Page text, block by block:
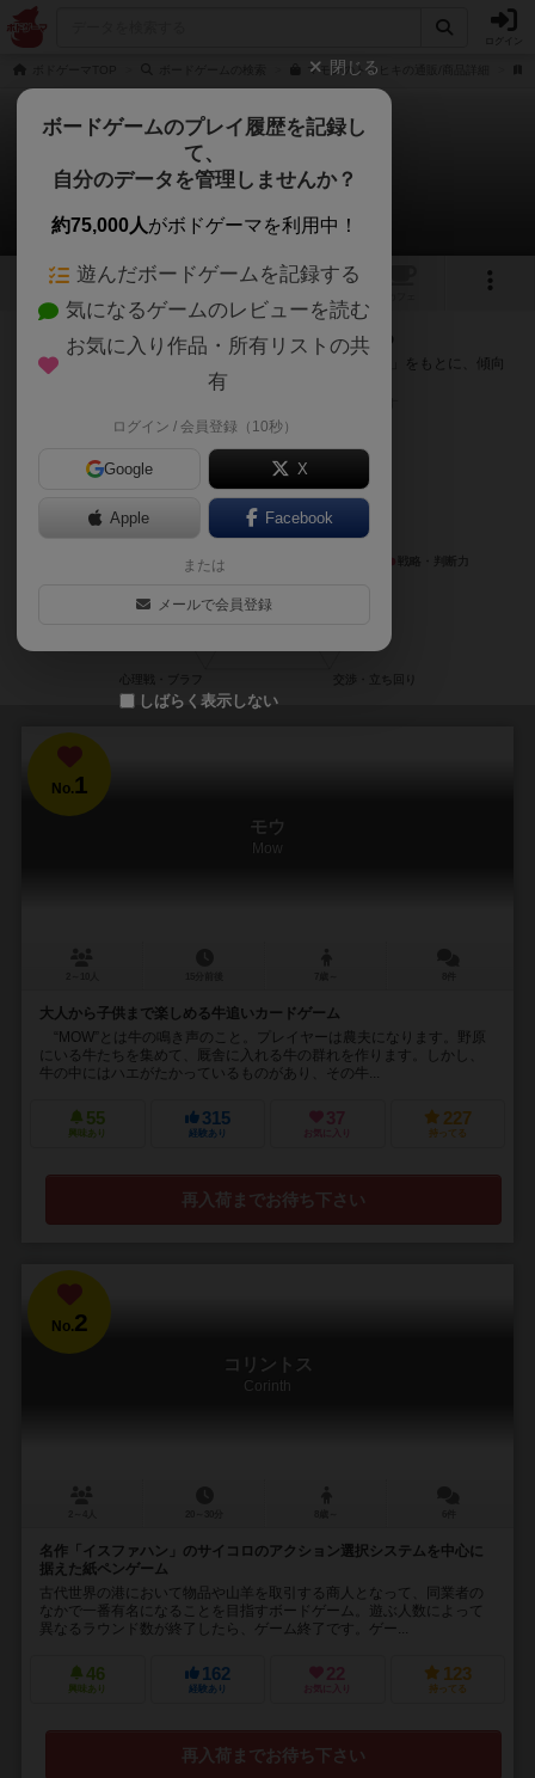
マモンのトリヒキの通販/商品詳細
マモンのトリヒキ
次のおすすめボードゲーム
8 1
『マモンのトリヒキ』が好きな方へのおすすめ
このゲームのトップページで投票された「プレイ感の評価」をもとに、傾向
が近いボードゲームをランキング形式で紹介します。
No.1
モウ
Mow
大人から子供まで楽しめる牛追いカードゲーム
“MOW”とは牛の鳴き声のこと。プレイヤーは農夫になります。野原
にいる牛たちを集めて、厩舎に入れる牛の群れを作ります。しかし、
牛の中にはハエがたかっているものがあり、その牛...
55
興味あり
315
経験あり
37
お気に入り
227
持ってる
再入荷までお待ち下さい
No.2
コリントス
Corinth
名作「イスファハン」のサイコロのアクション選択システムを中心に
据えた紙ペンゲーム
古代世界の港において物品や山羊を取引する商人となって、同業者の
なかで一番有名になることを目指すボードゲーム。遊ぶ人数によって
異なるラウンド数が終了したら、ゲーム終了です。ゲー...
46
興味あり
162
経験あり
22
お気に入り
123
持ってる
再入荷までお待ち下さい
閉じる
ボードゲームのプレイ履歴を記録し
て、
自分のデータを管理しませんか？
約75,000人がボドゲーマを利用中！
遊んだボードゲームを記録する
気になるゲームのレビューを読む
お気に入り作品・所有リストの共
有
ログイン / 会員登録（10秒）
Google X
Apple Facebook
または
メールで会員登録
しばらく表示しない